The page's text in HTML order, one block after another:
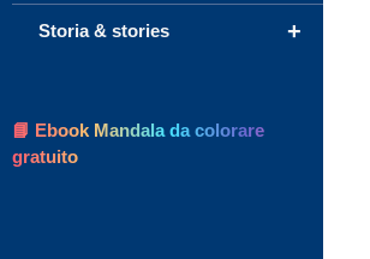
+
Storia & stories
📘 Ebook Mandala da colorare
gratuito